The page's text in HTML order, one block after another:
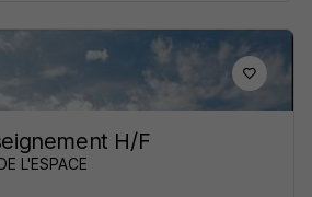
H/F
L'ESPACE